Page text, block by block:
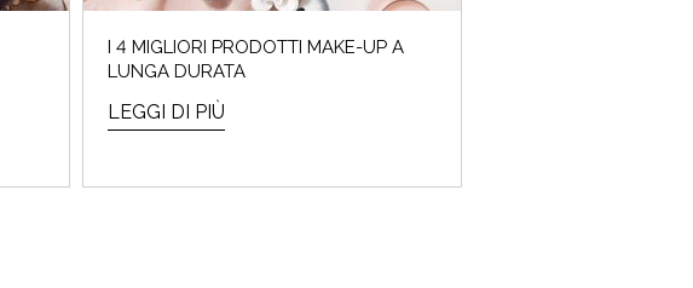
I 4 MIGLIORI PRODOTTI MAKE-UP A
LUNGA DURATA
LEGGI DI PIÙ